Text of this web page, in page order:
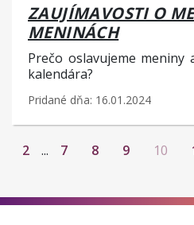
ZAUJÍMAVOSTI O
MENINÁCH
Prečo oslavujeme
kalendára?
Pridané dňa: 16.01.2024
2 ... 7 8 9 10